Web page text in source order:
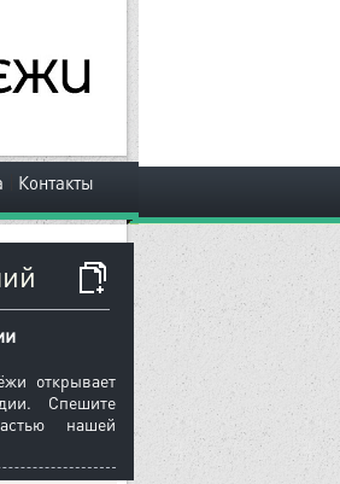
Контакты
открывает
Спешите
нашей